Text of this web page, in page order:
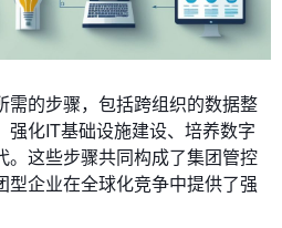
需的步骤，包括跨组织的数据整
强化IT基础设施建设、培养数字
。这些步骤共同构成了集团管控
型企业在全球化竞争中提供了强